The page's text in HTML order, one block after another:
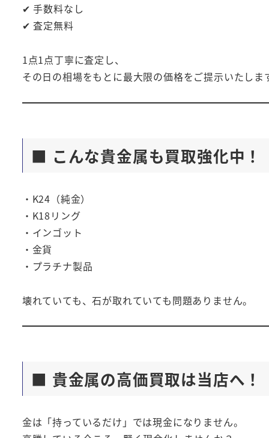
✔ 手数料なし
✔ 査定無料
1点1点丁寧に査定し、
その日の相場をもとに最大限の価格をご提示いたしま
■ こんな貴金属も買取強化中！
・K24（純金）
・K18リング
・インゴット
・金貨
・プラチナ製品
壊れていても、石が取れていても問題ありません。
■ 貴金属の高価買取は当店へ！
金は「持っているだけ」では現金になりません。